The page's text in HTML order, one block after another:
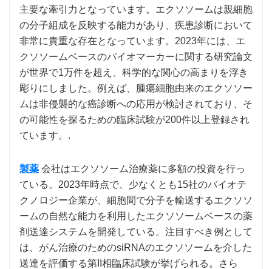
主要な牽引力となっています。エクソソームは親細胞
の分子組成を反映する能力があり、疾患診断において
非常に貴重な存在となっています。2023年には、エ
クソソームベースのバイオマーカーに関する研究論文
が世界で1万件を超え、科学的な関心の高まりを浮き
彫りにしました。例えば、腫瘍細胞由来のエクソソー
ムは非侵襲的な癌診断への応用が検討されており、そ
の可能性を探るための臨床試験が200件以上登録され
ています。.
製薬 会社はエクソソーム治療薬に多額の投資を行っ
ている。2023年時点で、少なくとも15社のバイオテ
クノロジー企業が、細胞間で分子を輸送するエクソソ
ームの自然な能力を利用したエクソソームベースの薬
剤送達システムを開発している。注目すべき例として
は、がん治療のためのsiRNAのエクソソームを介した
送達を評価する第II相臨床試験が挙げられる。さら